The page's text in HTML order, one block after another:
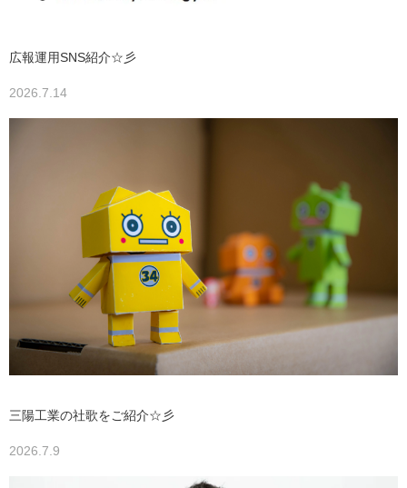
広報運用SNS紹介☆彡
2026.7.14
三陽工業の社歌をご紹介☆彡
2026.7.9